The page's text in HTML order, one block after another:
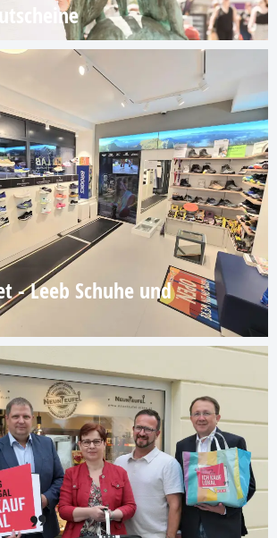
- Leeb Schuhe und